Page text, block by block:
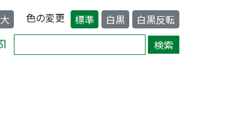
大 色の変更 標準 白黒 白黒反転